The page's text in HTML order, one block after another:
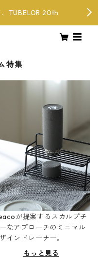
TUBELOR 20th
特集
が提案するスカルプチ
なアプローチのミニマル
インドレーナー。
もっと見る